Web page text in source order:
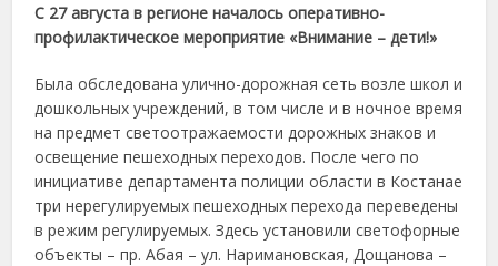
С 27 августа в регионе началось оперативно-
профилактическое мероприятие «Внимание – дети!»
Была обследована улично-дорожная сеть возле школ и
дошкольных учреждений, в том числе и в ночное время
на предмет светоотражаемости дорожных знаков и
освещение пешеходных переходов. После чего по
инициативе департамента полиции области в Костанае
три нерегулируемых пешеходных перехода переведены
в режим регулируемых. Здесь установили светофорные
объекты – пр. Абая – ул. Наримановская, Дощанова –